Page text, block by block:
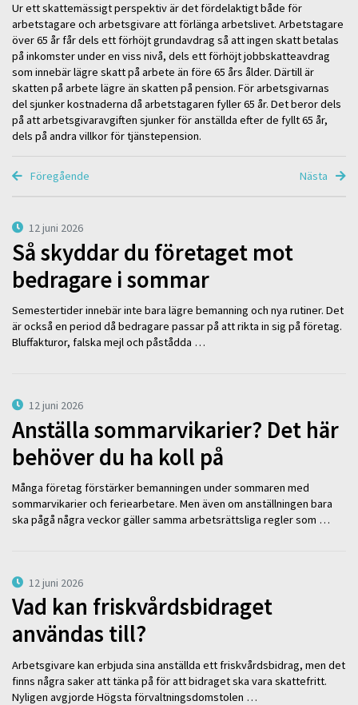
Ur ett skattemässigt perspektiv är det fördelaktigt både för
arbetstagare och arbetsgivare att förlänga arbetslivet. Arbetstagare
över 65 år får dels ett förhöjt grundavdrag så att ingen skatt betalas
på inkomster under en viss nivå, dels ett förhöjt jobbskatteavdrag
som innebär lägre skatt på arbete än före 65 års ålder. Därtill är
skatten på arbete lägre än skatten på pension. För arbetsgivarnas
del sjunker kostnaderna då arbetstagaren fyller 65 år. Det beror dels
på att arbetsgivaravgiften sjunker för anställda efter de fyllt 65 år,
dels på andra villkor för tjänstepension.
Föregående Nästa
12 juni 2026
Så skyddar du företaget mot
bedragare i sommar
Semestertider innebär inte bara lägre bemanning och nya rutiner. Det
är också en period då bedragare passar på att rikta in sig på företag.
Bluffakturor, falska mejl och påstådda …
12 juni 2026
Anställa sommarvikarier? Det här
behöver du ha koll på
Många företag förstärker bemanningen under sommaren med
sommarvikarier och feriearbetare. Men även om anställningen bara
ska pågå några veckor gäller samma arbetsrättsliga regler som …
12 juni 2026
Vad kan friskvårdsbidraget
användas till?
Arbetsgivare kan erbjuda sina anställda ett friskvårdsbidrag, men det
finns några saker att tänka på för att bidraget ska vara skattefritt.
Nyligen avgjorde Högsta förvaltningsdomstolen …